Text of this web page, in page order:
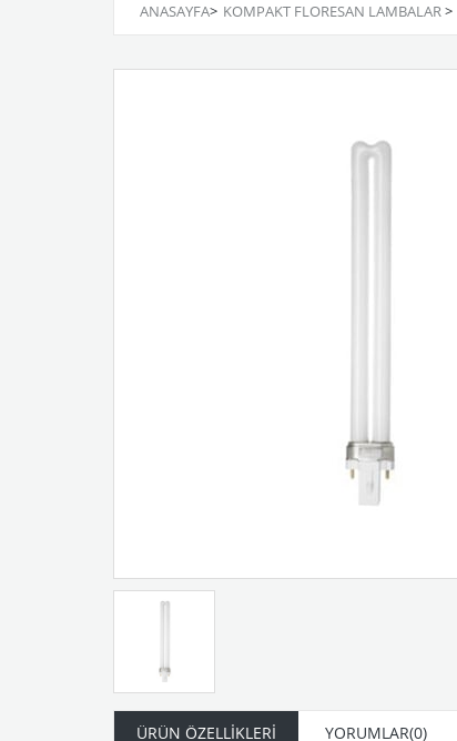
ANASAYFA> KOMPAKT FLORESAN LAMBALAR>
ÜRÜN ÖZELLIKLERI YORUMLAR(0)